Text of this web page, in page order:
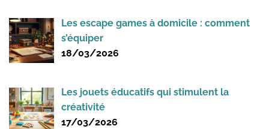
Les escape games à domicile : comment
s’équiper
18/03/2026
Les jouets éducatifs qui stimulent la
créativité
17/03/2026